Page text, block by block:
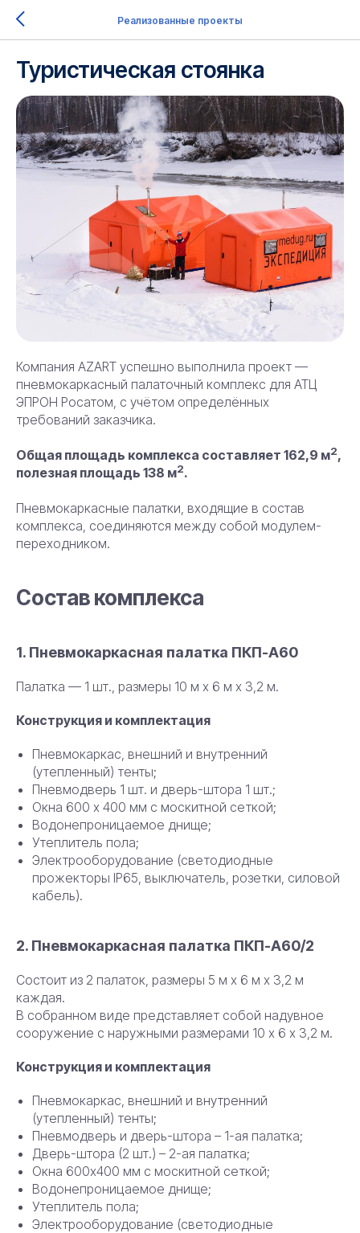
Реализованные проекты
Туристическая стоянка
Компания AZART успешно выполнила проект —
пневмокаркасный палаточный комплекс для АТЦ
ЭПРОН Росатом, с учётом определённых
требований заказчика.
Общая площадь комплекса составляет 162,9 м2,
полезная площадь 138 м2.
Пневмокаркасные палатки, входящие в состав
комплекса, соединяются между собой модулем-
переходником.
Состав комплекса
1. Пневмокаркасная палатка ПКП-А60
Палатка — 1 шт., размеры 10 м х 6 м х 3,2 м.
Конструкция и комплектация
Пневмокаркас, внешний и внутренний
(утепленный) тенты;
Пневмодверь 1 шт. и дверь-штора 1 шт.;
Окна 600 х 400 мм с москитной сеткой;
Водонепроницаемое днище;
Утеплитель пола;
Электрооборудование (светодиодные
прожекторы IP65, выключатель, розетки, силовой
кабель).
2. Пневмокаркасная палатка ПКП-А60/2
Состоит из 2 палаток, размеры 5 м х 6 м х 3,2 м
каждая.
В собранном виде представляет собой надувное
сооружение с наружными размерами 10 х 6 х 3,2 м.
Конструкция и комплектация
Пневмокаркас, внешний и внутренний
(утепленный) тенты;
Пневмодверь и дверь-штора – 1-ая палатка;
Дверь-штора (2 шт.) – 2-ая палатка;
Окна 600х400 мм с москитной сеткой;
Водонепроницаемое днище;
Утеплитель пола;
Электрооборудование (светодиодные